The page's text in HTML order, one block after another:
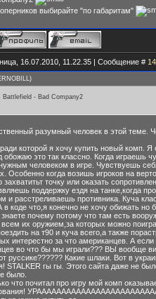
выбирайте "по габаритам"
16.07.2010, 11.22.35 | Сообщение # 14
)
Battlefield - Bad Company2
разумный человек в этой теме.
которой я хочу купить новый комп. Я
обожаю это так классно. Когда играешь
человеком в игре. Чувствуешь
Особенно когда возишь игроков на
захватитьт точку или оказать
поддержку ездя на танке,когда
и расстреливаешь противника. Куча
в коде что,я конечно не хочу обижать но
почему потому что там есть
их оружием,за которых можно
на т90 и куча всего,а также
интерестно за что американцев. А
во что бы мы играли??? ВЫ вообще
руссике?????? Какие шлаки. Вот в
STALKER гы гы. Этого сайта даже не
было.
что почитал про игру мой комп